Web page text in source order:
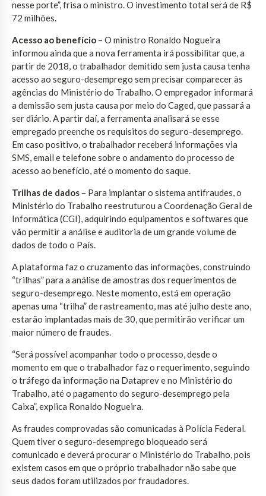
nesse porte”, frisa o ministro. O investimento total será de R$
72 milhões.
Acesso ao benefício – O ministro Ronaldo Nogueira
informou ainda que a nova ferramenta irá possibilitar que, a
partir de 2018, o trabalhador demitido sem justa causa tenha
acesso ao seguro-desemprego sem precisar comparecer às
agências do Ministério do Trabalho. O empregador informará
a demissão sem justa causa por meio do Caged, que passará a
ser diário. A partir daí, a ferramenta analisará se esse
empregado preenche os requisitos do seguro-desemprego.
Em caso positivo, o trabalhador receberá informações via
SMS, email e telefone sobre o andamento do processo de
acesso ao benefício, até o momento do saque.
Trilhas de dados – Para implantar o sistema antifraudes, o
Ministério do Trabalho reestruturou a Coordenação Geral de
Informática (CGI), adquirindo equipamentos e softwares que
vão permitir a análise e auditoria de um grande volume de
dados de todo o País.
A plataforma faz o cruzamento das informações, construindo
“trilhas” para a análise de amostras dos requerimentos de
seguro-desemprego. Neste momento, está em operação
apenas uma “trilha” de rastreamento, mas até julho deste ano,
estarão implantadas mais de 30, que permitirão verificar um
maior número de fraudes.
“Será possível acompanhar todo o processo, desde o
momento em que o trabalhador faz o requerimento, seguindo
o tráfego da informação na Dataprev e no Ministério do
Trabalho, até o pagamento do seguro-desemprego pela
Caixa”, explica Ronaldo Nogueira.
As fraudes comprovadas são comunicadas à Polícia Federal.
Quem tiver o seguro-desemprego bloqueado será
comunicado e deverá procurar o Ministério do Trabalho, pois
existem casos em que o próprio trabalhador não sabe que
seus dados foram utilizados por fraudadores.